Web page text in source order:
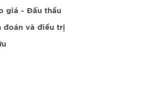
giá - Đấu thầu
đoán và điều trị